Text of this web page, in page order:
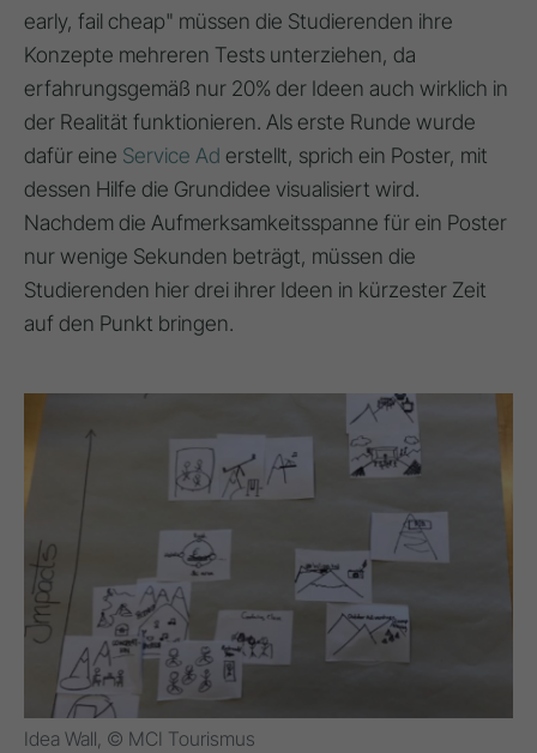
early, fail cheap" müssen die Studierenden ihre
Konzepte mehreren Tests unterziehen, da
erfahrungsgemäß nur 20% der Ideen auch wirklich in
der Realität funktionieren. Als erste Runde wurde
dafür eine Service Ad erstellt, sprich ein Poster, mit
dessen Hilfe die Grundidee visualisiert wird.
Nachdem die Aufmerksamkeitsspanne für ein Poster
nur wenige Sekunden beträgt, müssen die
Studierenden hier drei ihrer Ideen in kürzester Zeit
auf den Punkt bringen.
Idea Wall, © MCI Tourismus